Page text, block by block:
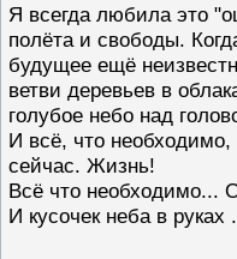
Я всегда любила это
полёта и свободы.
будущее ещё
ветви деревьев в
голубое небо над
И всё, что
сейчас. Жизнь!
Всё что необходимо...
И кусочек неба в руках